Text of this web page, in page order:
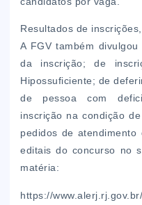
Resultados de
A FGV também
da inscrição; de
Hipossuficiente; de
de pessoa com
inscrição na condição
pedidos de
editais do concurso no
matéria:
https://